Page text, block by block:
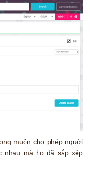
muốn cho phép người
nhau mà họ đã sắp xếp